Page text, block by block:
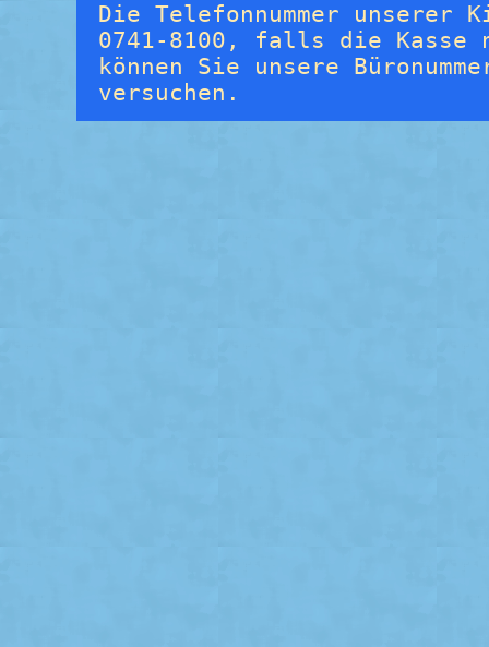
Die Telefonnummer unserer
0741-8100, falls die
können Sie unsere
versuchen.